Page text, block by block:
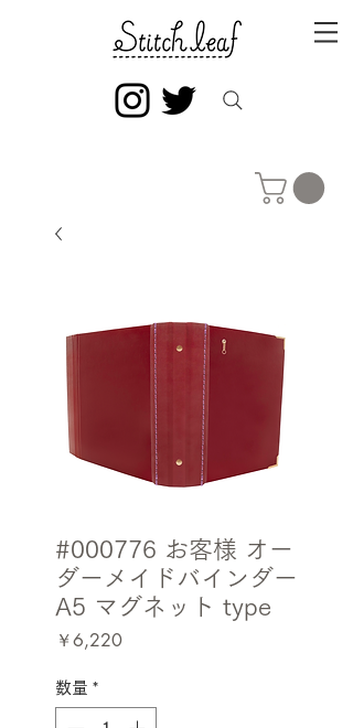
#000776 お客様 オー
ダーメイドバインダー
A5 マグネット type
￥6,220価
数量 *